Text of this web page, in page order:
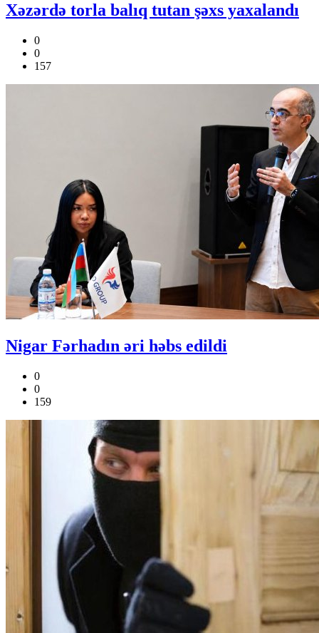
Xəzərdə torla balıq tutan şəxs yaxalandı
0
0
157
Nigar Fərhadın əri həbs edildi
0
0
159